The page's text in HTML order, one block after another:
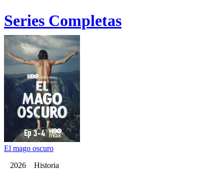
Series Completas
El mago oscuro
2026 Historia